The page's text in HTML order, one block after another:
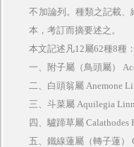
不加論列。種類之記載
本，考訂而摘要述之。
本文記述凡12屬62種8種：
一、附子屬（鳥頭屬）
二、白頭翁屬 Anemone
三、斗菜屬 Aquilegia
四、驢蹄草屬 Calathodes
五、鐵線蓮屬（轉子蓮）